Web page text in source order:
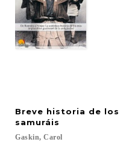
Breve historia de los
samuráis
Gaskin, Carol